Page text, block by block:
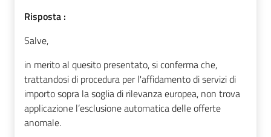
Risposta :
Salve,
in merito al quesito presentato, si conferma che,
trattandosi di procedura per l'affidamento di servizi di
importosopra la soglia di rilevanza europea, non trova
applicazione l’esclusione automaticadelle offerte
anomale.